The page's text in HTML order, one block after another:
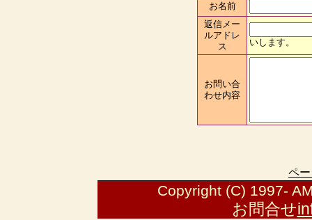
お名前
返信メー
ルアドレ
ス
いします。
お問い合
わせ内容
ペ
Copyright (C) 1997-
お問合せ